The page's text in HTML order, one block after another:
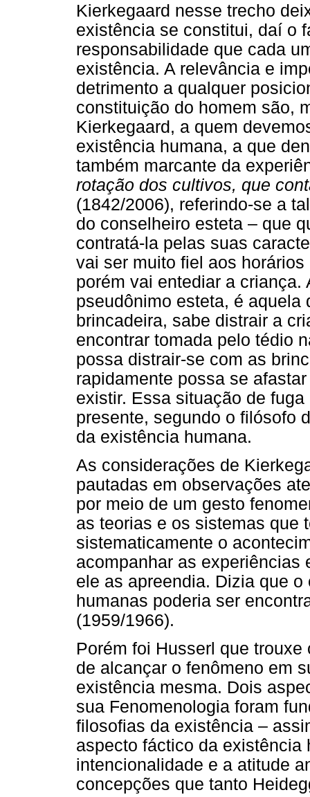
Kierkegaard nesse trecho
existência se constitui, daí o
responsabilidade que cada
existência. A relevância e
detrimento a qualquer
constituição do homem são,
Kierkegaard, a quem
existência humana, a que
também marcante da
rotação dos cultivos, que
(1842/2006), referindo-se a
do conselheiro esteta – que
contratá-la pelas suas
vai ser muito fiel aos
porém vai entediar a criança.
pseudônimo esteta, é
brincadeira, sabe distrair a
encontrar tomada pelo tédio
possa distrair-se com as
rapidamente possa se
existir. Essa situação de
presente, segundo o filósofo
da existência humana.
As considerações de
pautadas em observações
por meio de um gesto
as teorias e os sistemas que
sistematicamente o
acompanhar as experiências
ele as apreendia. Dizia que
humanas poderia ser
(1959/1966).
Porém foi Husserl que
de alcançar o fenômeno em
existência mesma. Dois
sua Fenomenologia foram
filosofias da existência –
aspecto fáctico da existência
intencionalidade e a atitude
concepções que tanto